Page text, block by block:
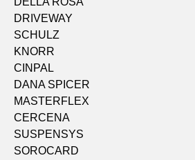
DRIVEWAY
SCHULZ
KNORR
CINPAL
DANA SPICER
MASTERFLEX
CERCENA
SUSPENSYS
SOROCARD